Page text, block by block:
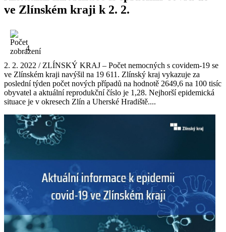
ve Zlínském kraji k 2. 2.
4
2. 2. 2022 / ZLÍNSKÝ KRAJ – Počet nemocných s covidem-19 se
ve Zlínském kraji navýšil na 19 611. Zlínský kraj vykazuje za
poslední týden počet nových případů na hodnotě 2649,6 na 100 tisíc
obyvatel a aktuální reprodukční číslo je 1,28. Nejhorší epidemická
situace je v okresech Zlín a Uherské Hradiště....